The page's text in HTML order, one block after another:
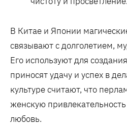
В Китае и Японии
связывают с долголетием,
Его используют для
приносят удачу и успех в
культуре считают, что
женскую
любовь.